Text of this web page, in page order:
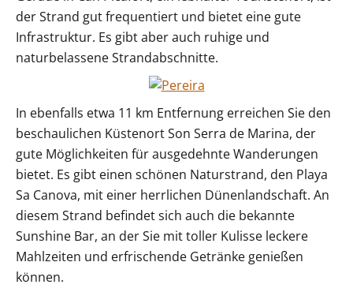
der Strand gut frequentiert und bietet eine gute
Infrastruktur. Es gibt aber auch ruhige und
naturbelassene Strandabschnitte.
In ebenfalls etwa 11 km Entfernung erreichen Sie den
beschaulichen Küstenort Son Serra de Marina, der
gute Möglichkeiten für ausgedehnte Wanderungen
bietet. Es gibt einen schönen Naturstrand, den Playa
Sa Canova, mit einer herrlichen Dünenlandschaft. An
diesem Strand befindet sich auch die bekannte
Sunshine Bar, an der Sie mit toller Kulisse leckere
Mahlzeiten und erfrischende Getränke genießen
können.